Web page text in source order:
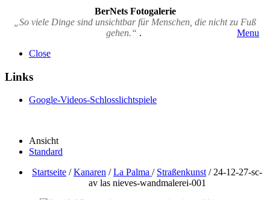
BerNets Fotogalerie
„So viele Dinge sind unsichtbar für Menschen, die nicht zu Fuß
gehen.“ .
Menu
Close
Links
Google-Videos-Schlosslichtspiele
Ansicht
Standard
Startseite /Kanaren /La Palma / Straßenkunst/24-12-27-sc-
av las nieves-wandmalerei-001